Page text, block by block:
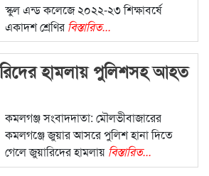
স্কুল এন্ড কলেজে ২০২২-২৩ শিক্ষাবর্ষে
একাদশ শ্রেণির বিস্তারিত...
হামলায় পুলিশসহ আহত
কমলগঞ্জ সংবাদদাতা: মৌলভীবাজারের
কমলগঞ্জে জুয়ার আসরে পুলিশ হানা দিতে
গেলে জুয়ারিদের হামলায় বিস্তারিত...